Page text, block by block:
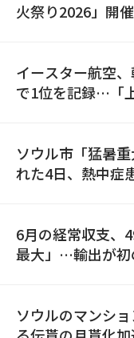
火祭り2026」開
イースター航空
で1位を記録…「
ソウル市「猛暑
れた4日、熱中症
6月の経常収支、
最大」…輸出が初
ソウルのマンシ